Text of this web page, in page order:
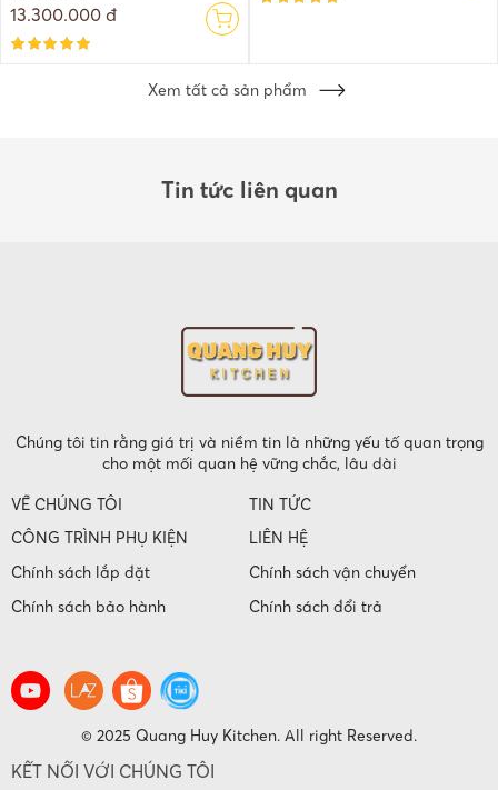
13.300.000 đ
Xem tất cả sản phẩm
Tin tức liên quan
Chúng tôi tin rằng giá trị và niềm tin là những yếu tố quan trọng
cho một mối quan hệ vững chắc, lâu dài
VỀ CHÚNG TÔI
TIN TỨC
CÔNG TRÌNH PHỤ KIỆN
LIÊN HỆ
Chính sách lắp đặt
Chính sách vận chuyển
Chính sách bảo hành
Chính sách đổi trả
© 2025 Quang Huy Kitchen. All right Reserved.
KẾT NỐI VỚI CHÚNG TÔI